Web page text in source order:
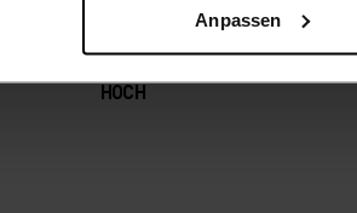
Anpassen
HOCH